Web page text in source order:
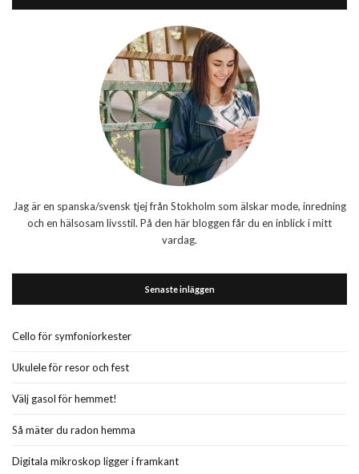
Jag är en spanska/svensk tjej från Stokholm som älskar mode, inredning
och en hälsosam livsstil. På den här bloggen får du en inblick i mitt
vardag.
Senaste inläggen
Cello för symfoniorkester
Ukulele för resor och fest
Välj gasol för hemmet!
Så mäter du radon hemma
Digitala mikroskop ligger i framkant